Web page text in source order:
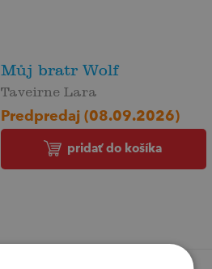
Můj bratr Wolf
Taveirne Lara
Predpredaj (08.09.2026)
pridať do košíka